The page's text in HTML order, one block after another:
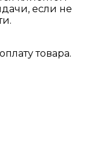
если не
товара.